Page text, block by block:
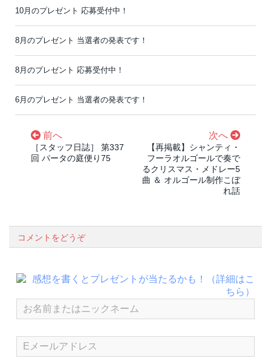
10月のプレゼント 応募受付中！
8月のプレゼント 当選者の発表です！
8月のプレゼント 応募受付中！
6月のプレゼント 当選者の発表です！
前へ
［スタッフ日誌］ 第337
回 パータの庭便り75
次へ
【再掲載】シャンティ・
フーラオルゴールで奏で
るクリスマス・メドレー5
曲 ＆ オルゴール制作こぼ
れ話
コメントをどうぞ